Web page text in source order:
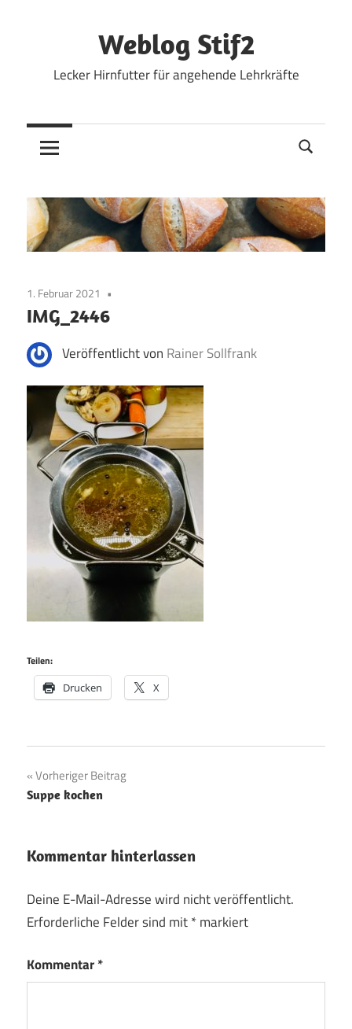
Weblog Stif2
Lecker Hirnfutter für angehende Lehrkräfte
1. Februar 2021
IMG_2446
Veröffentlicht von Rainer Sollfrank
Teilen:
Drucken X
Beitragsnavigation
Vorheriger Beitrag
Suppe kochen
Kommentar hinterlassen
Deine E-Mail-Adresse wird nicht veröffentlicht.
Erforderliche Felder sind mit*markiert
Kommentar*